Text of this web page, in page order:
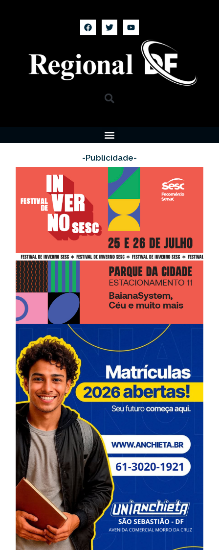
-Publicidade-